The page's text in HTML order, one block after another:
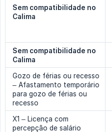
Sem compatibilidade no
Calima
Sem compatibilidade no
Calima
Gozo de férias ou recesso
– Afastamento temporário
para gozo de férias ou
recesso
X1 – Licença com
percepção de salário